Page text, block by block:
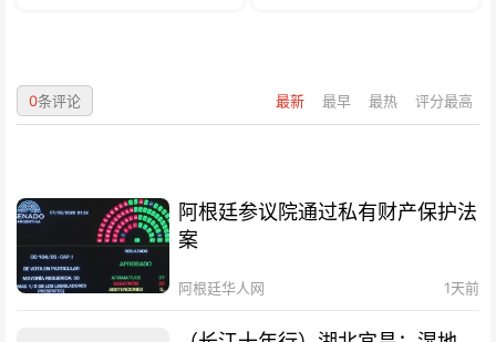
最新 最早 最热 评分最高
0条评论
阿根廷参议院通过私有财产保护法
案
阿根廷华人网 1天前